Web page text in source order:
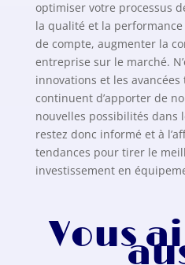
optimiser votre processus
la qualité et la
de compte, augmenter la
entreprise sur le marché.
innovations et les
continuent d’apporter de
nouvelles possibilités dans
restez donc informé et à
tendances pour tirer le
investissement en
Vous